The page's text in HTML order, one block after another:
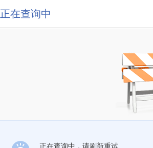
正在查询中
正在查询中，请刷新重试